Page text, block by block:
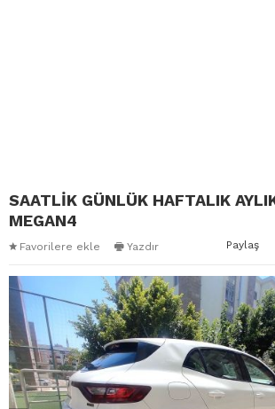
SAATLİK GÜNLÜK HAFTALIK
MEGAN4
Favorilere ekle Yazdır Paylaş